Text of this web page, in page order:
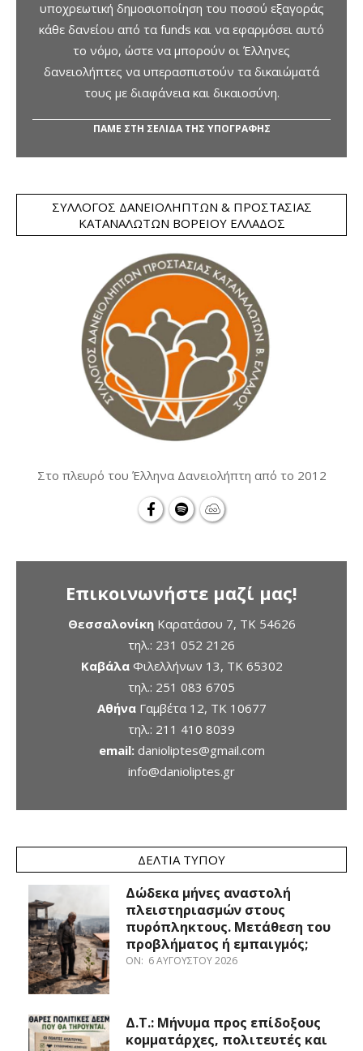
υποχρεωτική δημοσιοποίηση του ποσού εξαγοράς
κάθε δανείου από τα funds και να εφαρμόσει αυτό
το νόμο, ώστε να μπορούν οι Έλληνες
δανειολήπτες να υπερασπιστούν τα δικαιώματά
τους με διαφάνεια και δικαιοσύνη.
ΠΑΜΕ ΣΤΗ ΣΕΛΙΔΑ ΤΗΣ ΥΠΟΓΡΑΦΗΣ
ΣΎΛΛΟΓΟΣ ΔΑΝΕΙΟΛΗΠΤΏΝ & ΠΡΟΣΤΑΣΊΑΣ
ΚΑΤΑΝΑΛΩΤΏΝ ΒΟΡΕΊΟΥ ΕΛΛΆΔΟΣ
Στο πλευρό του Έλληνα Δανειολήπτη από το 2012
Επικοινωνήστε μαζί μας!
ΘεσσαλονίκηΚαρατάσου 7, TK 54626
τηλ.: 231 052 2126
ΚαβάλαΦιλελλήνων 13, ΤΚ 65302
τηλ.: 251 083 6705
ΑθήναΓαμβέτα 12, ΤΚ 10677
τηλ.: 211 410 8039
email: danioliptes@gmail.com
info@danioliptes.gr
ΔΕΛΤΊΑ ΤΎΠΟΥ
Δώδεκα μήνες αναστολή
πλειστηριασμών στους
πυρόπληκτους. Μετάθεση του
προβλήματος ή εμπαιγμός;
ON: 6 ΑΥΓΟΎΣΤΟΥ 2026
Δ.Τ.: Μήνυμα προς επίδοξους
κομματάρχες, πολιτευτές και